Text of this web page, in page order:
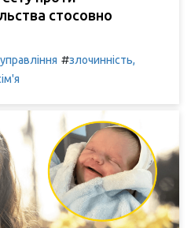
стосовно
#злочинність,